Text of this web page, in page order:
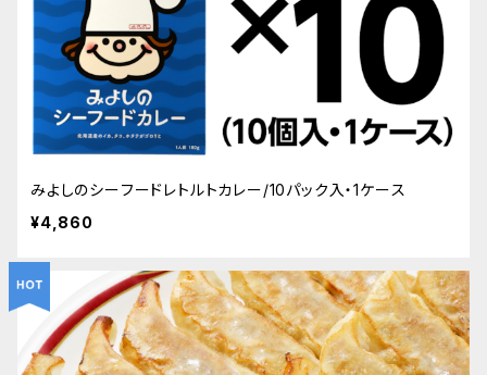
みよしのシーフードレトルトカレー/10パック入・1ケース
¥4,860